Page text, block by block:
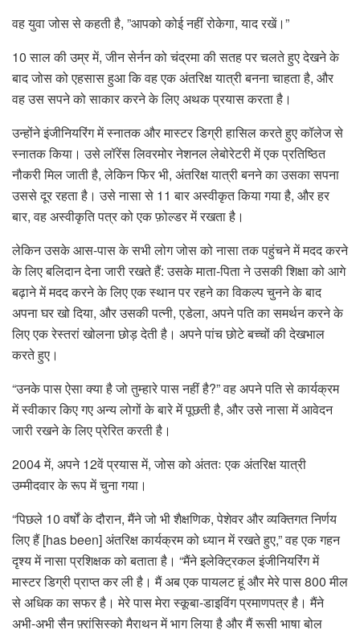
वह युवा जोस से कहती है, ”आपको कोई नहीं रोकेगा, याद रखें।”
10 साल की उम्र में, जीन सेर्नन को चंद्रमा की सतह पर चलते हुए देखने के
बाद जोस को एहसास हुआ कि वह एक अंतरिक्ष यात्री बनना चाहता है, और
वह उस सपने को साकार करने के लिए अथक प्रयास करता है।
उन्होंने इंजीनियरिंग में स्नातक और मास्टर डिग्री हासिल करते हुए कॉलेज से
स्नातक किया। उसे लॉरेंस लिवरमोर नेशनल लेबोरेटरी में एक प्रतिष्ठित
नौकरी मिल जाती है, लेकिन फिर भी, अंतरिक्ष यात्री बनने का उसका सपना
उससे दूर रहता है। उसे नासा से 11 बार अस्वीकृत किया गया है, और हर
बार, वह अस्वीकृति पत्र को एक फ़ोल्डर में रखता है।
लेकिन उसके आस-पास के सभी लोग जोस को नासा तक पहुंचने में मदद करने
के लिए बलिदान देना जारी रखते हैं: उसके माता-पिता ने उसकी शिक्षा को आगे
बढ़ाने में मदद करने के लिए एक स्थान पर रहने का विकल्प चुनने के बाद
अपना घर खो दिया, और उसकी पत्नी, एडेला, अपने पति का समर्थन करने के
लिए एक रेस्तरां खोलना छोड़ देती है। अपने पांच छोटे बच्चों की देखभाल
करते हुए।
“उनके पास ऐसा क्या है जो तुम्हारे पास नहीं है?” वह अपने पति से कार्यक्रम
में स्वीकार किए गए अन्य लोगों के बारे में पूछती है, और उसे नासा में आवेदन
जारी रखने के लिए प्रेरित करती है।
2004 में, अपने 12वें प्रयास में, जोस को अंततः एक अंतरिक्ष यात्री
उम्मीदवार के रूप में चुना गया।
“पिछले 10 वर्षों के दौरान, मैंने जो भी शैक्षणिक, पेशेवर और व्यक्तिगत निर्णय
लिए हैं [has been] अंतरिक्ष कार्यक्रम को ध्यान में रखते हुए,” वह एक गहन
दृश्य में नासा प्रशिक्षक को बताता है। “मैंने इलेक्ट्रिकल इंजीनियरिंग में
मास्टर डिग्री प्राप्त कर ली है। मैं अब एक पायलट हूं और मेरे पास 800 मील
से अधिक का सफर है। मेरे पास मेरा स्कूबा-डाइविंग प्रमाणपत्र है। मैंने
अभी-अभी सैन फ़्रांसिस्को मैराथन में भाग लिया है और मैं रूसी भाषा बोल